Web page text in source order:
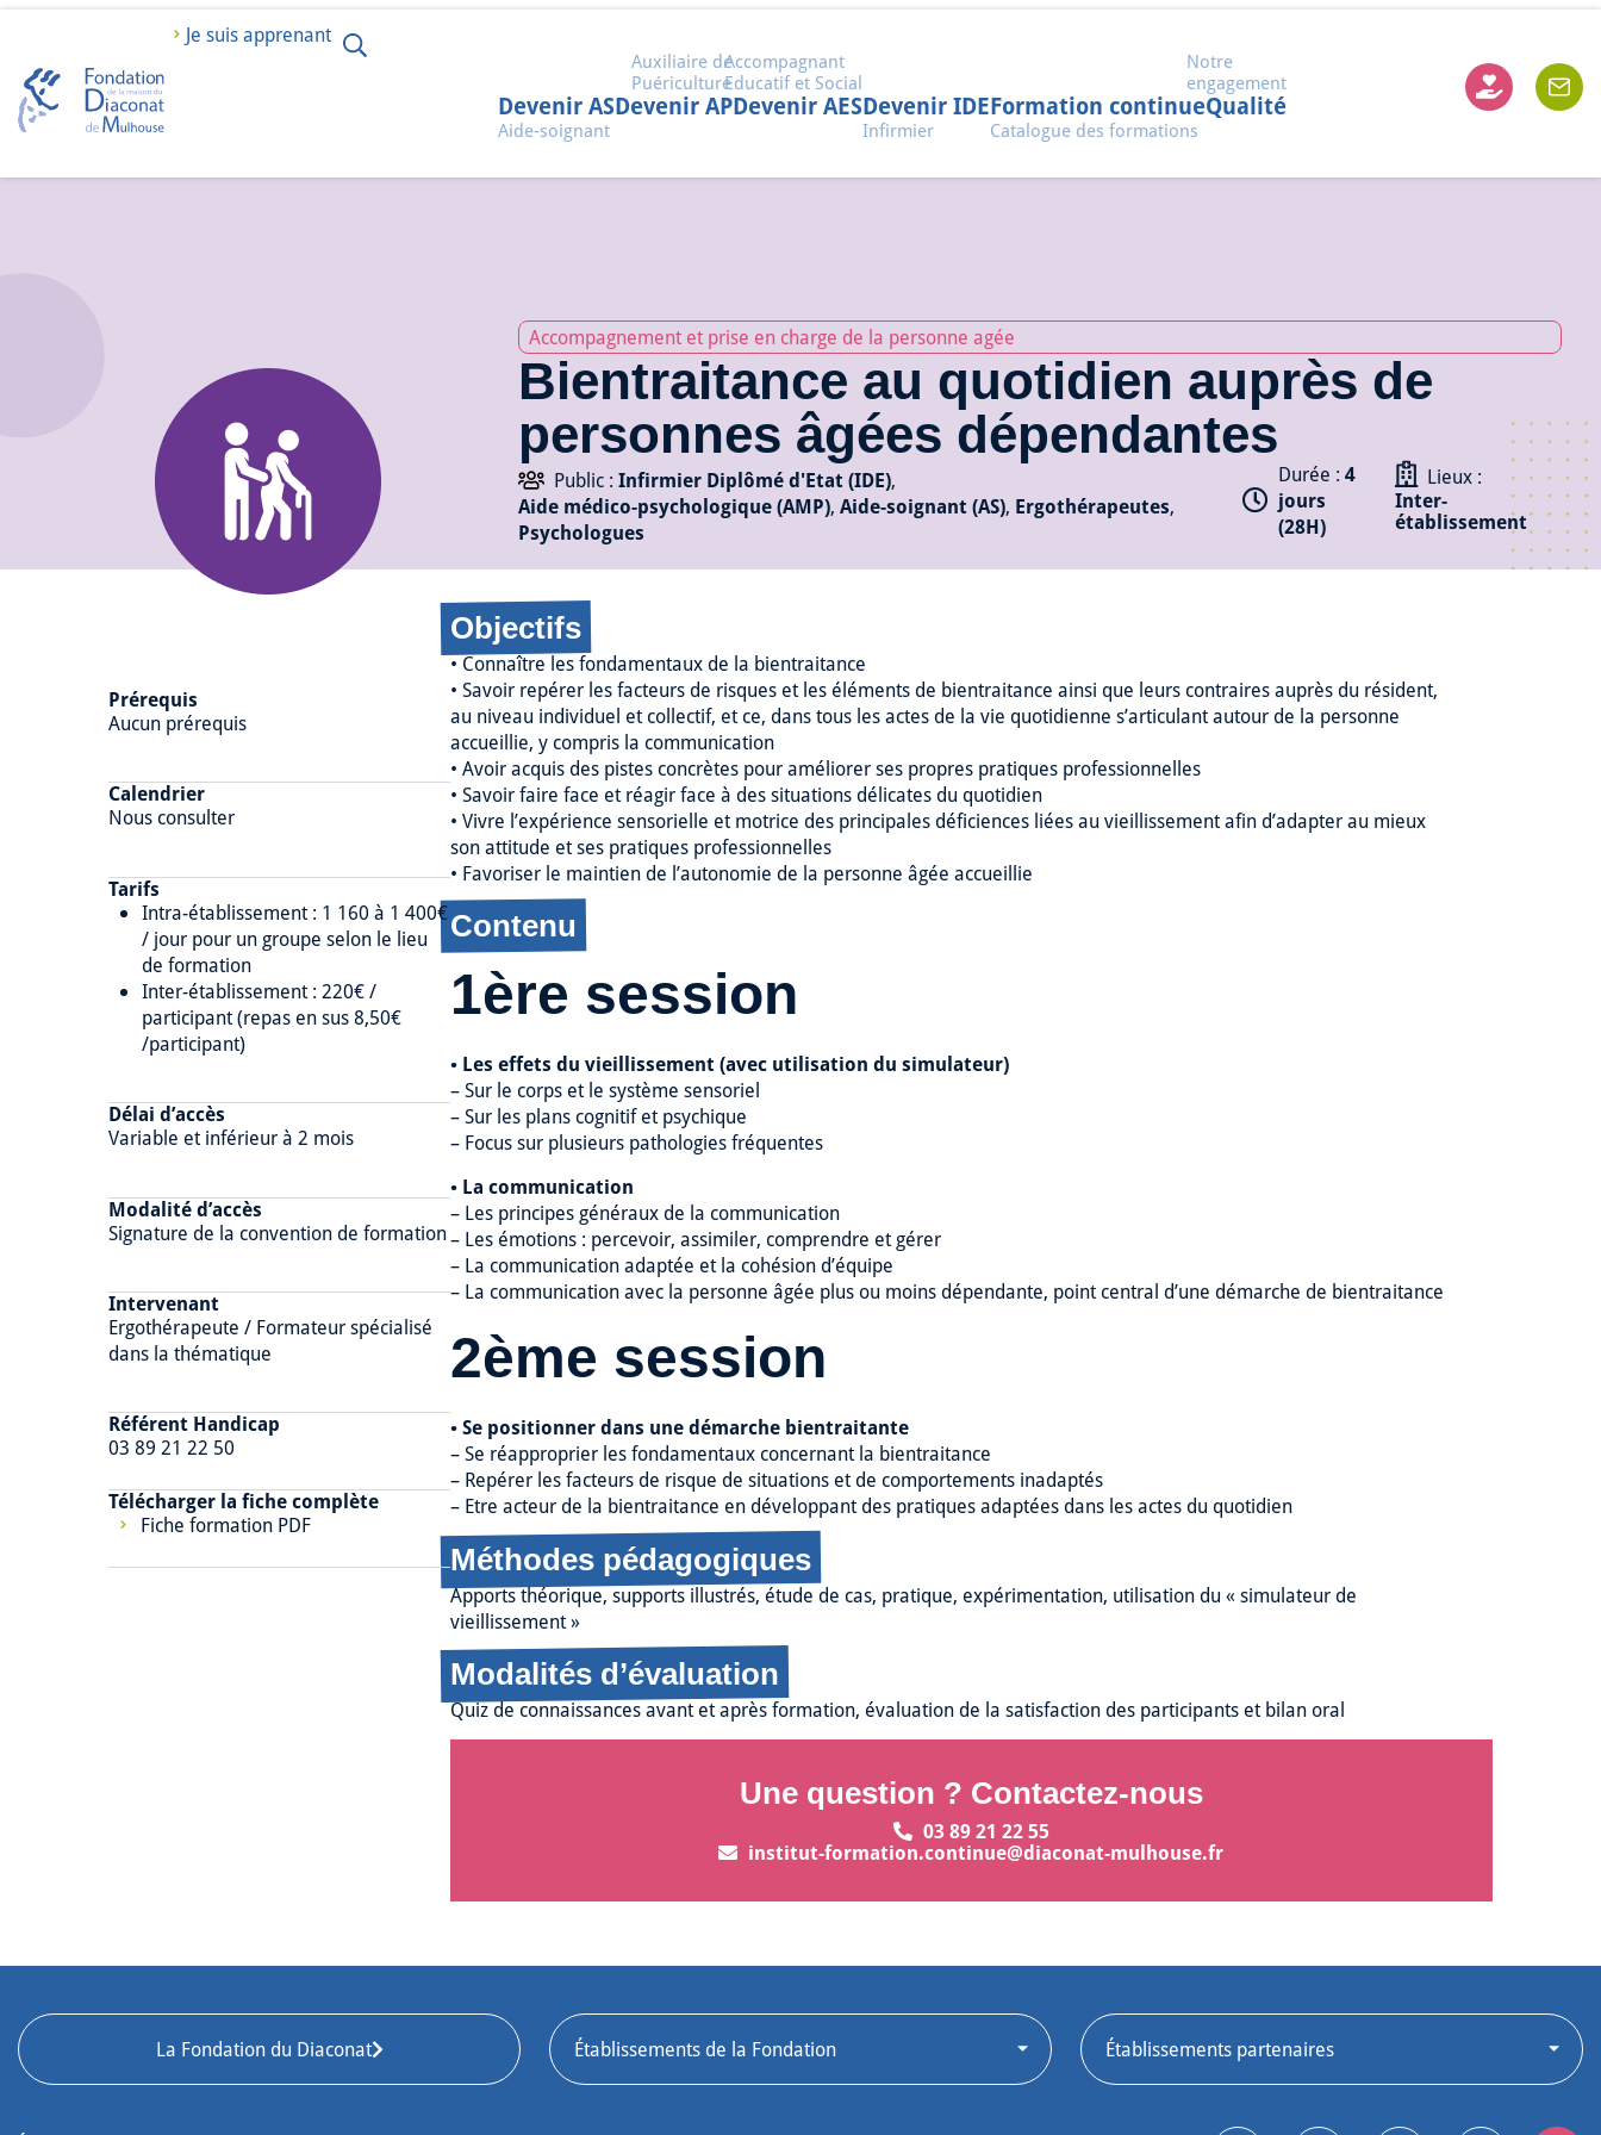
Je suis apprenant
Devenir AS
Aide-soignant
Devenir AP
Auxiliaire de
Puériculture
Devenir AES
Accompagnant
Educatif et Social
Devenir IDE
Infirmier
Formation continue
Catalogue des formations
Qualité
Notre
engagement
Accompagnement et prise en charge de la personne agée
Bientraitance au quotidien auprès de
personnes âgées dépendantes
Public : Infirmier Diplômé d'Etat (IDE),
Aide médico-psychologique (AMP), Aide-soignant (AS), Ergothérapeutes,
Psychologues
Durée :4
jours
(28H)
Lieux :
Inter-
établissement
Prérequis
Aucun prérequis
Calendrier
Nous consulter
Tarifs
Intra-établissement : 1 160 à 1 400€
/ jour pour un groupe selon le lieu
de formation
Inter-établissement : 220€ /
participant (repas en sus 8,50€
/participant)
Délai d’accès
Variable et inférieur à 2 mois
Modalité d’accès
Signature de la convention de formation
Intervenant
Ergothérapeute / Formateur spécialisé
dans la thématique
Référent Handicap
03 89 21 22 50
Télécharger la fiche complète
Fiche formation PDF
Objectifs
• Connaître les fondamentaux de la bientraitance
• Savoir repérer les facteurs de risques et les éléments de bientraitance ainsi que leurs contraires auprès du résident,
au niveau individuel et collectif, et ce, dans tous les actes de la vie quotidienne s’articulant autour de la personne
accueillie, y compris la communication
• Avoir acquis des pistes concrètes pour améliorer ses propres pratiques professionnelles
• Savoir faire face et réagir face à des situations délicates du quotidien
• Vivre l’expérience sensorielle et motrice des principales déficiences liées au vieillissement afin d’adapter au mieux
son attitude et ses pratiques professionnelles
• Favoriser le maintien de l’autonomie de la personne âgée accueillie
Contenu
1ère session
• Les effets du vieillissement (avec utilisation du simulateur)
– Sur le corps et le système sensoriel
– Sur les plans cognitif et psychique
– Focus sur plusieurs pathologies fréquentes
• La communication
– Les principes généraux de la communication
– Les émotions : percevoir, assimiler, comprendre et gérer
– La communication adaptée et la cohésion d’équipe
– La communication avec la personne âgée plus ou moins dépendante, point central d’une démarche de bientraitance
2ème session
• Se positionner dans une démarche bientraitante
– Se réapproprier les fondamentaux concernant la bientraitance
– Repérer les facteurs de risque de situations et de comportements inadaptés
– Etre acteur de la bientraitance en développant des pratiques adaptées dans les actes du quotidien
Méthodes pédagogiques
Apports théorique, supports illustrés, étude de cas, pratique, expérimentation, utilisation du « simulateur de
vieillissement »
Modalités d’évaluation
Quiz de connaissances avant et après formation, évaluation de la satisfaction des participants et bilan oral
Une question ? Contactez-nous
03 89 21 22 55
institut-formation.continue@diaconat-mulhouse.fr
La Fondation du Diaconat